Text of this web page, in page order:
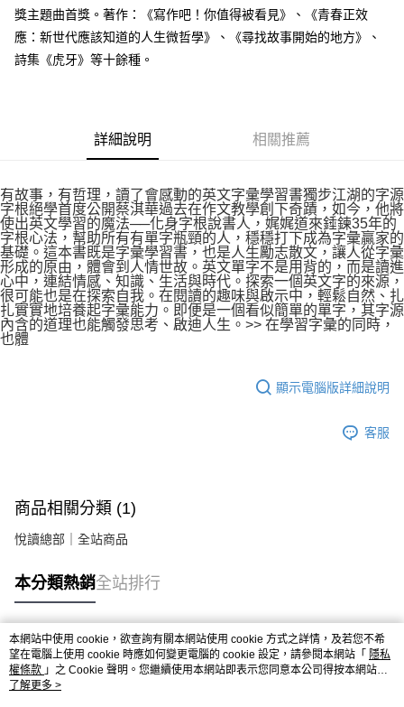
獎主題曲首獎。著作：《寫作吧！你值得被看見》、《青春正效
應：新世代應該知道的人生微哲學》、《尋找故事開始的地方》、
詩集《虎牙》等十餘種。
詳細說明 相關推薦
有故事，有哲理，讀了會感動的英文字彙學習書獨步江湖的字源
字根絕學首度公開蔡淇華過去在作文教學創下奇蹟，如今，他將
使出英文學習的魔法──化身字根說書人，娓娓道來錘鍊35年的
字根心法，幫助所有有單字瓶頸的人，穩穩打下成為字彙贏家的
基礎。這本書既是字彙學習書，也是人生勵志散文，讓人從字彙
形成的原由，體會到人情世故。英文單字不是用背的，而是讀進
心中，連結情感、知識、生活與時代。探索一個英文字的來源，
很可能也是在探索自我。在閱讀的趣味與啟示中，輕鬆自然、扎
扎實實地培養起字彙能力。即便是一個看似簡單的單字，其字源
內含的道理也能觸發思考、啟迪人生。>> 在學習字彙的同時，
也體
顯示電腦版詳細說明
客服
商品相關分類 (1)
悅讀總部｜全站商品
本分類熱銷全站排行
熱門標籤
本網站中使用 cookie，欲查詢有關本網站使用 cookie 方式之詳情，及若您不希
望在電腦上使用 cookie 時應如何變更電腦的 cookie 設定，請參閱本網站「 隱私
權條款 」之 Cookie 聲明。您繼續使用本網站即表示您同意本公司得按本網站使
用條款之 Cookie 聲明使用 cookie。
了解更多 >